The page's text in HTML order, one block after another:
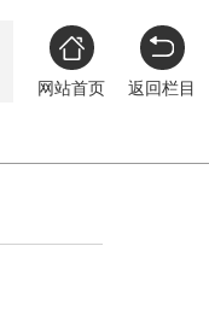
网站首页 返回栏目